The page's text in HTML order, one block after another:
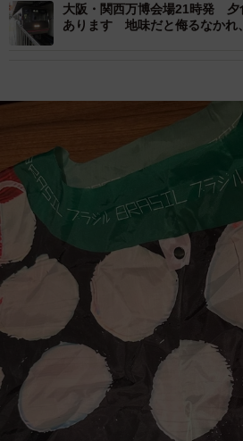
大阪・関西万博会場21時発 夕
あります 地味だと侮るなかれ